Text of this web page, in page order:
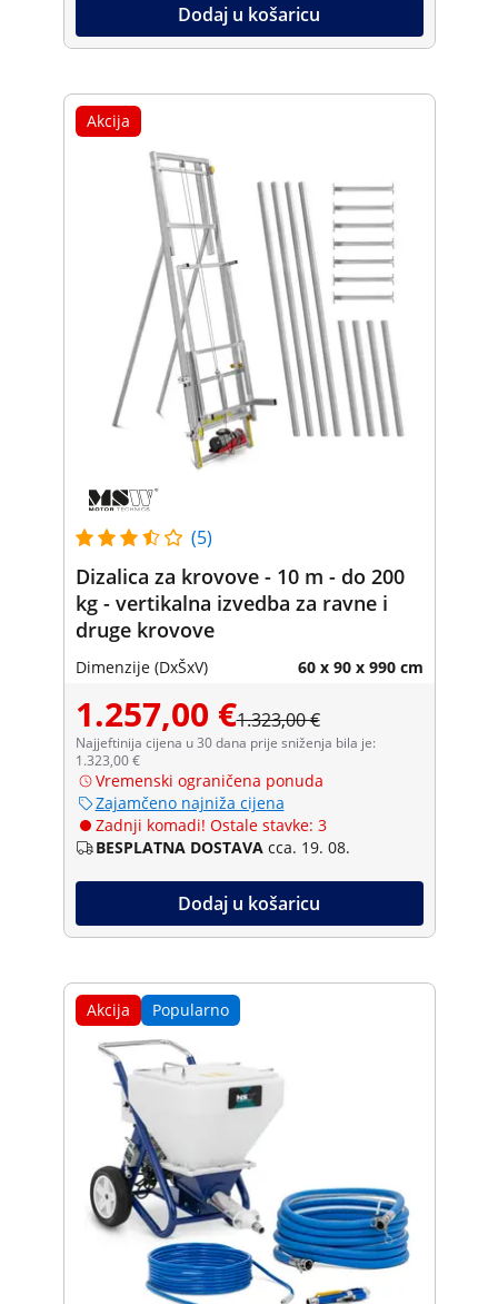
Dodaj u košaricu
Akcija
(5)
Dizalica za krovove - 10 m - do 200
kg - vertikalna izvedba za ravne i
druge krovove
Dimenzije (DxŠxV) 60 x 90 x 990 cm
1.257,00 €1.323,00 €
Najjeftinija cijena u 30 dana prije sniženja bila je:
1.323,00 €
Vremenski ograničena ponuda
Zajamčeno najniža cijena
Zadnji komadi! Ostale stavke: 3
BESPLATNA DOSTAVA cca. 19. 08.
Dodaj u košaricu
Akcija Popularno